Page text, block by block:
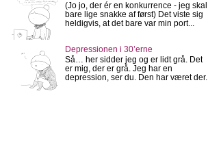
(Jo jo, der ér en konkurrence - jeg skal
bare lige snakke af først) Det viste sig
heldigvis, at det bare var min port...
Depressionen i 30’erne
Så… her sidder jeg og er lidt grå. Det
er mig, der er grå. Jeg har en
depression, ser du. Den har været der...